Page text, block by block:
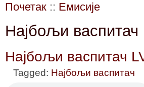
Почетак :: Емисије
Најбољи васпитач
Најбољи васпитач
Tagged: Најбољи васпитач